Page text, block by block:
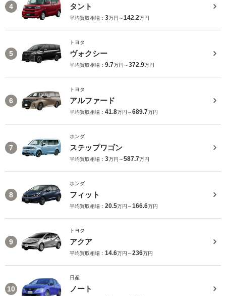
4 タント
平均買取相場： 3万円～142.2万円
5
トヨタ
ヴォクシー
平均買取相場： 9.7万円～372.9万円
6
トヨタ
アルファード
平均買取相場： 41.8万円～689.7万円
7
ホンダ
ステップワゴン
平均買取相場： 3万円～587.7万円
8
ホンダ
フィット
平均買取相場： 20.5万円～166.6万円
9
トヨタ
アクア
平均買取相場： 14.6万円～236万円
10
日産
ノート